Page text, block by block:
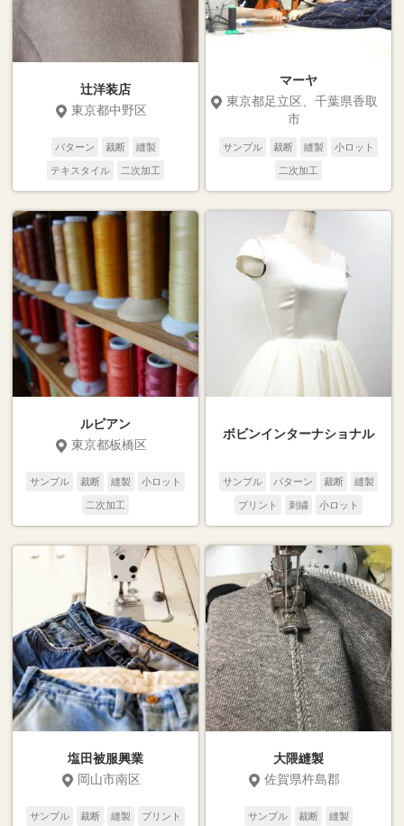
辻洋装店
東京都中野区
パターン 裁断 縫製
テキスタイル 二次加工
マーヤ
東京都足立区、千葉県香取
市
サンプル 裁断 縫製 小ロット
二次加工
ルビアン
東京都板橋区
サンプル 裁断 縫製 小ロット
二次加工
ボビンインターナショナル
サンプル パターン 裁断 縫製
プリント 刺繍 小ロット
塩田被服興業
岡山市南区
サンプル 裁断 縫製 プリント
大隈縫製
佐賀県杵島郡
サンプル 裁断 縫製